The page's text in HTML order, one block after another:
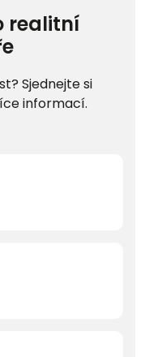
realitní
Sjednejte si
informací.